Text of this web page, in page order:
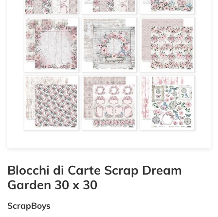
Blocchi di Carte Scrap Dream
Garden 30 x 30
ScrapBoys